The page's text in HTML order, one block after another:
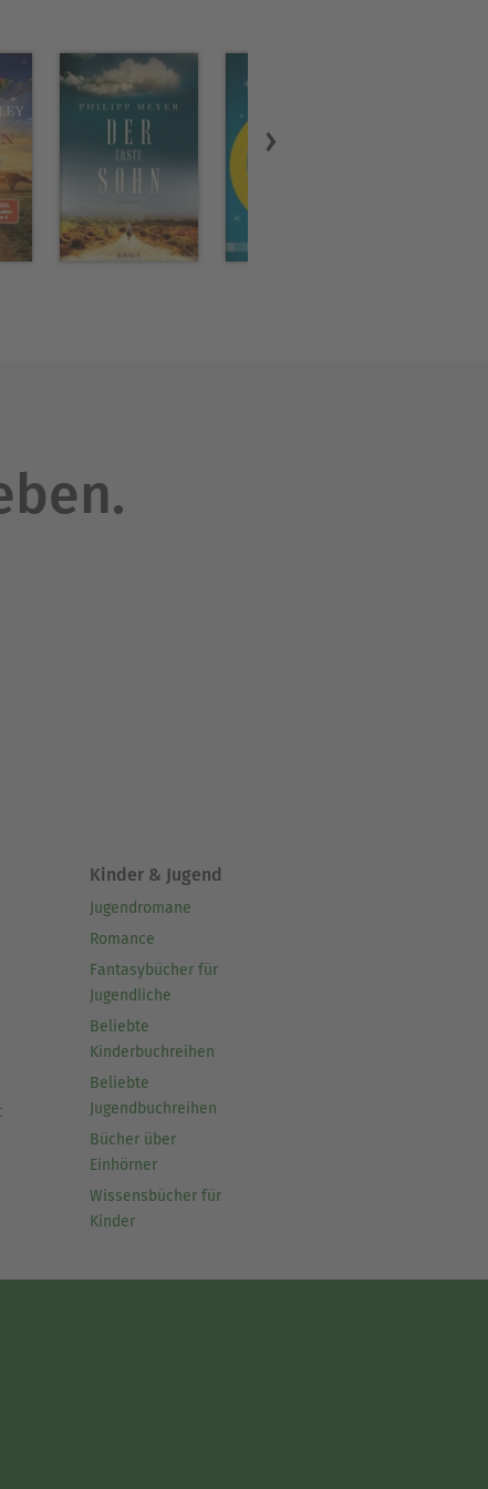
Kinder & Jugend
Jugendromane
Romance
Fantasybücher für
Jugendliche
Beliebte
Kinderbuchreihen
Beliebte
Jugendbuchreihen
Bücher über
Einhörner
Wissensbücher für
Kinder